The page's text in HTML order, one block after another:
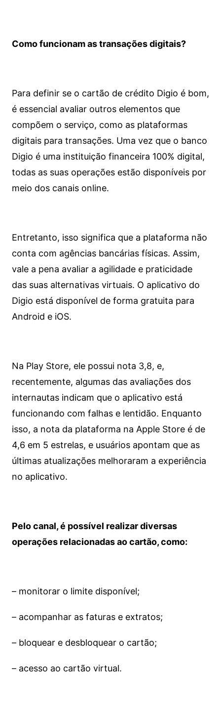
Como funcionam as transações digitais?
Para definir se o cartão de crédito Digio é bom,
é essencial avaliar outros elementos que
compõem o serviço, como as plataformas
digitais para transações. Uma vez que o banco
Digio é uma instituição financeira 100% digital,
todas as suas operações estão disponíveis por
meio dos canais online.
Entretanto, isso significa que a plataforma não
conta com agências bancárias físicas. Assim,
vale a pena avaliar a agilidade e praticidade
das suas alternativas virtuais. O aplicativo do
Digio está disponível de forma gratuita para
Android e iOS.
Na Play Store, ele possui nota 3,8, e,
recentemente, algumas das avaliações dos
internautas indicam que o aplicativo está
funcionando com falhas e lentidão. Enquanto
isso, a nota da plataforma na Apple Store é de
4,6 em 5 estrelas, e usuários apontam que as
últimas atualizações melhoraram a experiência
no aplicativo.
Pelo canal, é possível realizar diversas
operações relacionadas ao cartão, como:
– monitorar o limite disponível;
– acompanhar as faturas e extratos;
– bloquear e desbloquear o cartão;
– acesso ao cartão virtual.